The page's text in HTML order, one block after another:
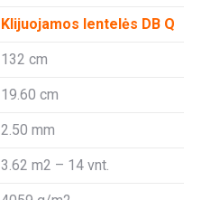
Klijuojamos lentelės DB Q
132 cm
19.60 cm
2.50 mm
3.62 m2 – 14 vnt.